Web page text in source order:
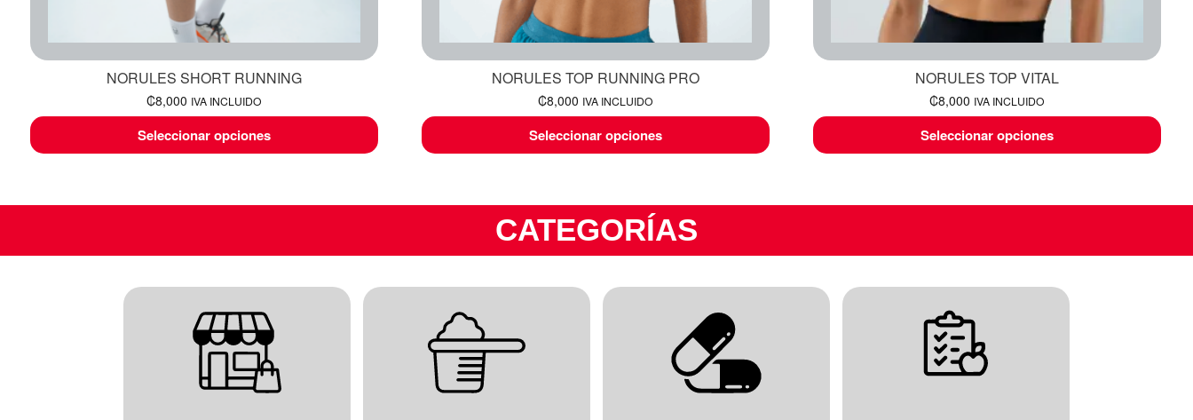
NORULES SHORT RUNNING
₡8,000 IVA INCLUIDO
Seleccionar opciones
NORULES TOP RUNNING PRO
₡8,000 IVA INCLUIDO
Seleccionar opciones
NORULES TOP VITAL
₡8,000 IVA INCLUIDO
Seleccionar opciones
CATEGORÍAS